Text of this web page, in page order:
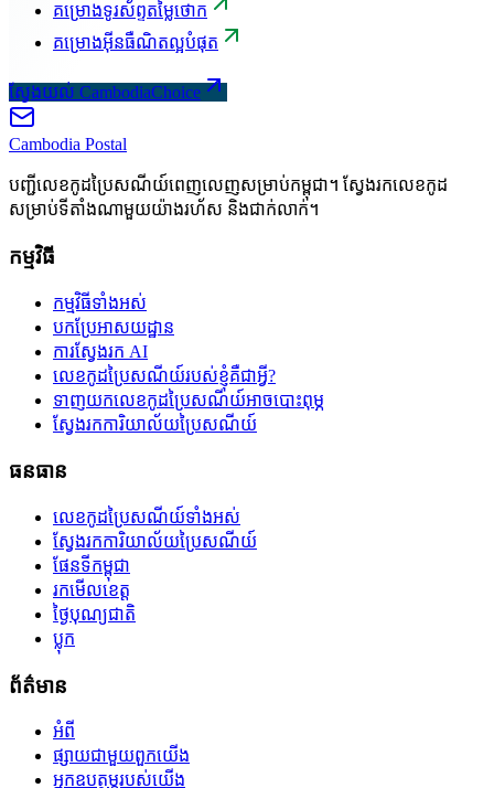
គម្រោងទូរស័ព្ទតម្លៃថោក
គម្រោងអ៊ីនធឺណិតល្អបំផុត
ស្វែងយល់ CambodiaChoice
Cambodia Postal
បញ្ជីលេខកូដប្រៃសណីយ៍ពេញលេញសម្រាប់កម្ពុជា។ ស្វែងរកលេខកូដ
សម្រាប់ទីតាំងណាមួយយ៉ាងរហ័ស និងជាក់លាក់។
កម្មវិធី
កម្មវិធីទាំងអស់
បកប្រែអាសយដ្ឋាន
ការស្វែងរក AI
លេខកូដប្រៃសណីយ៍របស់ខ្ញុំគឺជាអ្វី?
ទាញយកលេខកូដប្រៃសណីយ៍អាចបោះពុម្ភ
ស្វែងរកការិយាល័យប្រៃសណីយ៍
ធនធាន
លេខកូដប្រៃសណីយ៍ទាំងអស់
ស្វែងរកការិយាល័យប្រៃសណីយ៍
ផែនទីកម្ពុជា
រកមើលខេត្ត
ថ្ងៃបុណ្យជាតិ
ប្លុក
ព័ត៌មាន
អំពី
ផ្សាយជាមួយពួកយើង
អ្នកឧបត្ថម្ភរបស់យើង